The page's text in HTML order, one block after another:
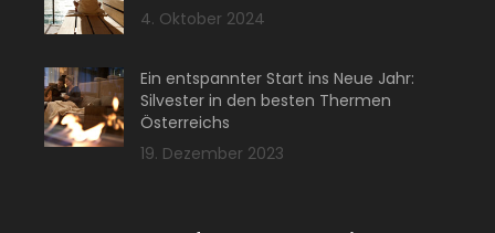
4. Oktober 2024
Ein entspannter Start ins Neue Jahr:
Silvester in den besten Thermen
Österreichs
19. Dezember 2023